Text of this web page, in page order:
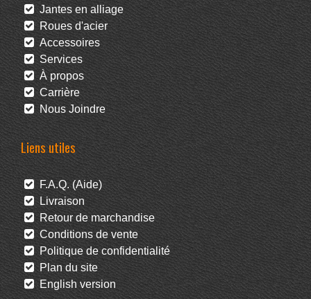
Jantes en alliage
Roues d'acier
Accessoires
Services
À propos
Carrière
Nous Joindre
Liens utiles
F.A.Q. (Aide)
Livraison
Retour de marchandise
Conditions de vente
Politique de confidentialité
Plan du site
English version